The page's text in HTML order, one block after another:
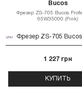
Bucos
Фрезер ZS-705 Bucos
65W35000 (Pink)
1 227 грн
КУПИТЬ